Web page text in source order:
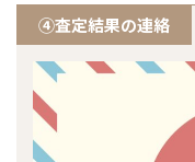
④査定結果の連絡